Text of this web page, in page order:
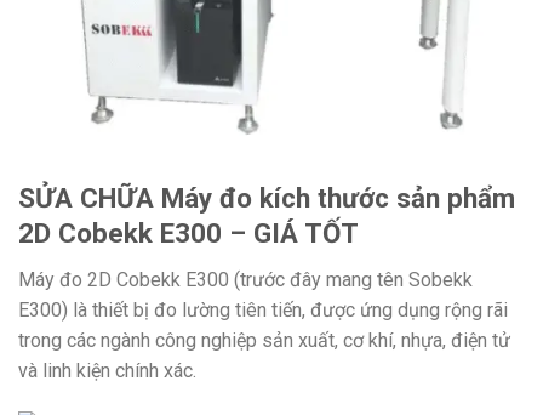
SỬA CHỮA Máy đo kích thước sản phẩm
2D Cobekk E300 – GIÁ TỐT
Máy đo 2D Cobekk E300 (trước đây mang tên Sobekk
E300) là thiết bị đo lường tiên tiến, được ứng dụng rộng rãi
trong các ngành công nghiệp sản xuất, cơ khí, nhựa, điện tử
và linh kiện chính xác.